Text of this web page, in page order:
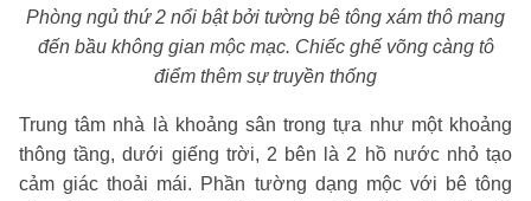
Phòng ngủ thứ 2 nổi bật bởi tường bê tông xám thô mang
đến bầu không gian mộc mạc. Chiếc ghế võng càng tô
điểm thêm sự truyền thống
Trung tâm nhà là khoảng sân trong tựa như một khoảng
thông tầng, dưới giếng trời, 2 bên là 2 hồ nước nhỏ tạo
cảm giác thoải mái. Phần tường dạng mộc với bê tông